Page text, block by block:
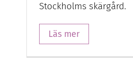
Stockholms skärgård.
Läs mer